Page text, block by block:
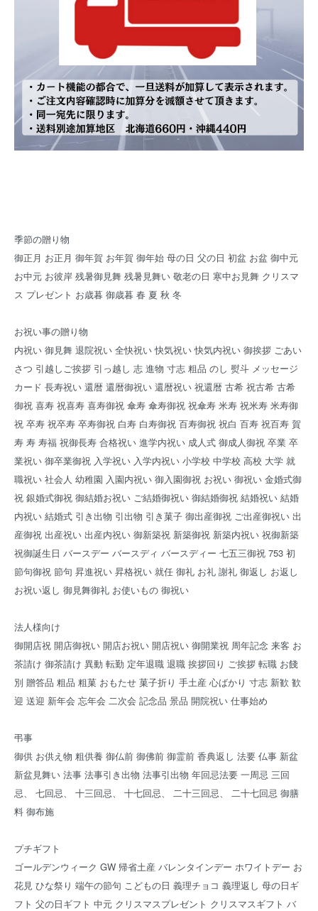
季節の贈り物
御正月 お正月 御年賀 お年賀 御年始 母の日 父の日 初盆 お盆 御中元
お中元 お彼岸 残暑御見舞 残暑見舞い 敬老の日 寒中お見舞 クリスマ
ス プレゼント お歳暮 御歳暮 春 夏 秋 冬
お祝い事の贈り物
内祝い 御見舞 退院祝い 全快祝い 快気祝い 快気内祝い 御挨拶 ごあい
さつ 引越しご挨拶 引っ越し 志 進物 寸志 粗品 のし 熨斗 メッセージ
カード 長寿祝い 還暦 還暦御祝い 還暦祝い 祝還暦 古希 祝古希 古希
御祝 喜寿 祝喜寿 喜寿御祝 傘寿 傘寿御祝 祝傘寿 米寿 祝米寿 米寿御
祝 卒寿 祝卒寿 卒寿御祝 白寿 白寿御祝 百寿御祝 祝白 百寿 祝百寿 賀
寿 寿 寿福 祝御長寿 合格祝い 進学内祝い 成人式 御成人御祝 卒業 卒
業祝い 御卒業御祝 入学祝い 入学内祝い 小学校 中学校 高校 大学 就
職祝い 社会人 幼稚園 入園内祝い 御入園御祝 お祝い 御祝い 金婚式御
祝 銀婚式御祝 御結婚お祝い ご結婚御祝い 御結婚御祝 結婚祝い 結婚
内祝い 結婚式 引き出物 引出物 引き菓子 御出産御祝 ご出産御祝い 出
産御祝 出産祝い 出産内祝い 御新築祝 新築御祝 新築内祝い 祝御新築
祝御誕生日 バースデー バースディ バースディー 七五三御祝 753 初
節句御祝 節句 昇進祝い 昇格祝い 就任 御礼 お礼 謝礼 御返し お返し
お祝い返し 御見舞御礼 お使いもの 御祝い
法人様向け
御開店祝 開店御祝い 開店お祝い 開店祝い 御開業祝 周年記念 来客 お
茶請け 御茶請け 異動 転勤 定年退職 退職 挨拶回り ご挨拶 転職 お餞
別 贈答品 粗品 粗菓 おもたせ 菓子折り 手土産 心ばかり 寸志 新歓 歓
迎 送迎 新年会 忘年会 二次会 記念品 景品 開院祝い 仕事始め
弔事
御供 お供え物 粗供養 御仏前 御佛前 御霊前 香典返し 法要 仏事 新盆
新盆見舞い 法事 法事引き出物 法事引出物 年回忌法要 一周忌 三回
忌、 七回忌、 十三回忌、 十七回忌、 二十三回忌、 二十七回忌 御膳
料 御布施
プチギフト
ゴールデンウィーク GW 帰省土産 バレンタインデー ホワイトデー お
花見 ひな祭り 端午の節句 こどもの日 義理チョコ 義理返し 母の日ギ
フト 父の日ギフト 中元 クリスマスプレゼント クリスマスギフト バ